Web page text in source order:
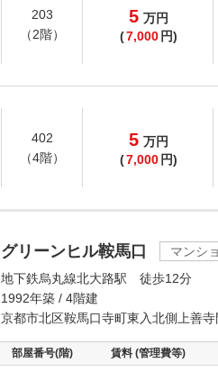
203
（2階）
5 万円
(7,000 円)
402
（4階）
5 万円
(7,000 円)
グリーンヒル鞍馬口
マンシ
地下鉄烏丸線北大路駅 徒歩12分
1992年築 / 4階建
京都市北区鞍馬口寺町東入北側上善
部屋番号(階) 賃料 (管理費等)